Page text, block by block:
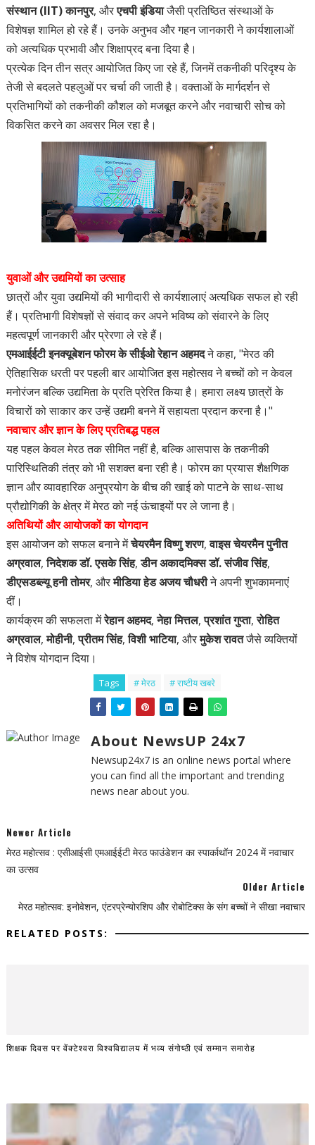
संस्थान (IIT) कानपुर, औरएचपी इंडियाजैसी प्रतिष्ठित संस्थाओं के
विशेषज्ञ शामिल हो रहे हैं। उनके अनुभव और गहन जानकारी ने कार्यशालाओं
को अत्यधिक प्रभावी और शिक्षाप्रद बना दिया है।
प्रत्येक दिन तीन सत्र आयोजित किए जा रहे हैं, जिनमें तकनीकी परिदृश्य के
तेजी से बदलते पहलुओं पर चर्चा की जाती है। वक्ताओं के मार्गदर्शन से
प्रतिभागियों को तकनीकी कौशल को मजबूत करने और नवाचारी सोच को
विकसित करने का अवसर मिल रहा है।
युवाओं और उद्यमियों का उत्साह
छात्रों और युवा उद्यमियों की भागीदारी से कार्यशालाएं अत्यधिक सफल हो रही
हैं। प्रतिभागी विशेषज्ञों से संवाद कर अपने भविष्य को संवारने के लिए
महत्वपूर्ण जानकारी और प्रेरणा ले रहे हैं।
एमआईईटी इनक्यूबेशन फोरम के सीईओ रेहान अहमदने कहा, "मेरठ की
ऐतिहासिक धरती पर पहली बार आयोजित इस महोत्सव ने बच्चों को न केवल
मनोरंजन बल्कि उद्यमिता के प्रति प्रेरित किया है। हमारा लक्ष्य छात्रों के
विचारों को साकार कर उन्हें उद्यमी बनने में सहायता प्रदान करना है।"
नवाचार और ज्ञान के लिए प्रतिबद्ध पहल
यह पहल केवल मेरठ तक सीमित नहीं है, बल्कि आसपास के तकनीकी
पारिस्थितिकी तंत्र को भी सशक्त बना रही है। फोरम का प्रयास शैक्षणिक
ज्ञान और व्यावहारिक अनुप्रयोग के बीच की खाई को पाटने के साथ-साथ
प्रौद्योगिकी के क्षेत्र में मेरठ को नई ऊंचाइयों पर ले जाना है।
अतिथियों और आयोजकों का योगदान
इस आयोजन को सफल बनाने मेंचेयरमैन विष्णु शरण,वाइस चेयरमैन पुनीत
अग्रवाल,निदेशक डॉ. एसके सिंह,डीन अकादमिक्स डॉ. संजीव सिंह,
डीएसडब्ल्यू हनी तोमर, औरमीडिया हेड अजय चौधरीने अपनी शुभकामनाएं
दीं।
कार्यक्रम की सफलता मेंरेहान अहमद,नेहा मित्तल,प्रशांत गुप्ता,रोहित
अग्रवाल,मोहीनी,प्रीतम सिंह,विशी भाटिया, औरमुकेश रावतजैसे व्यक्तियों
ने विशेष योगदान दिया।
Tags # मेरठ # राष्टीय खबरे
About NewsUP 24x7
Newsup24x7 is an online news portal where
you can find all the important and trending
news near about you.
Newer Article
मेरठ महोत्सव : एसीआईसी एमआईईटी मेरठ फाउंडेशन का स्पार्काथॉन 2024 में नवाचार
का उत्सव
Older Article
मेरठ महोत्सव: इनोवेशन, एंटरप्रेन्योरशिप और रोबोटिक्स के संग बच्चों ने सीखा नवाचार
RELATED POSTS:
शिक्षक दिवस पर वेंक्टेश्वरा विश्वविद्यालय में भव्य संगोष्ठी एवं सम्मान समारोह